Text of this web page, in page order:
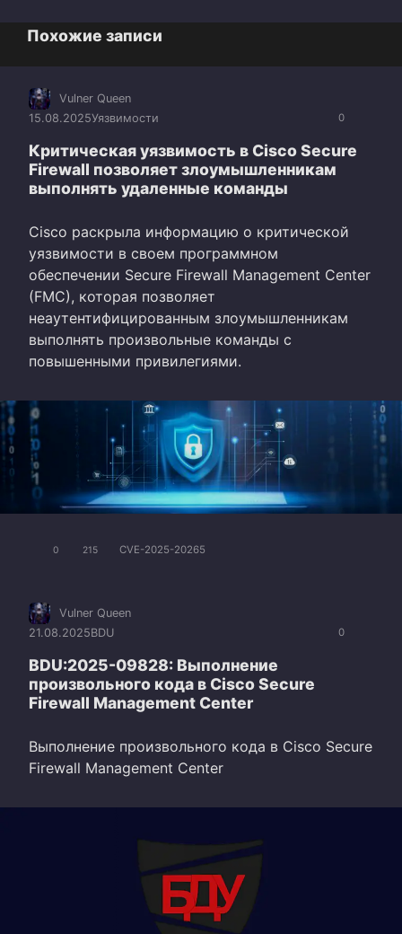
Похожие записи
0
Vulner Queen
15.08.2025Уязвимости
Критическая уязвимость в Cisco Secure
Firewall позволяет злоумышленникам
выполнять удаленные команды
Cisco раскрыла информацию о критической
уязвимости в своем программном
обеспечении Secure Firewall Management Center
(FMC), которая позволяет
неаутентифицированным злоумышленникам
выполнять произвольные команды с
повышенными привилегиями.
0 215 CVE-2025-20265
0
Vulner Queen
21.08.2025BDU
BDU:2025-09828: Выполнение
произвольного кода в Cisco Secure
Firewall Management Center
Выполнение произвольного кода в Cisco Secure
Firewall Management Center